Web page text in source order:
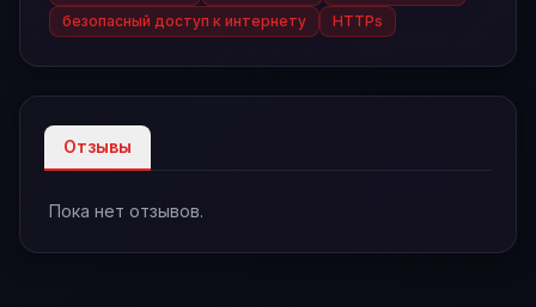
безопасный доступ к интернету
HTTPs
Отзывы
Пока нет отзывов.